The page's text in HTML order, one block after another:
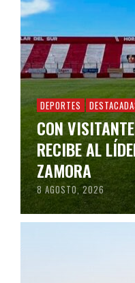
DEPORTES
CON
RECIBE AL
ZAMORA
8 AGOSTO, 2026